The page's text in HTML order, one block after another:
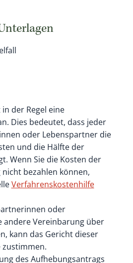
der Regel eine
Dies bedeutet, dass jeder
oder Lebenspartner die
und die Hälfte der
Wenn Sie die Kosten der
bezahlen können,
Verfahrenskostenhilfe
oder
andere Vereinbarung über
kann das Gericht dieser
zustimmen.
des Aufhebungsantrags